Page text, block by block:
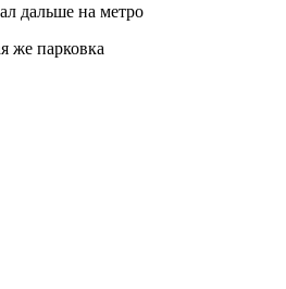
дальше на метро
же парковка